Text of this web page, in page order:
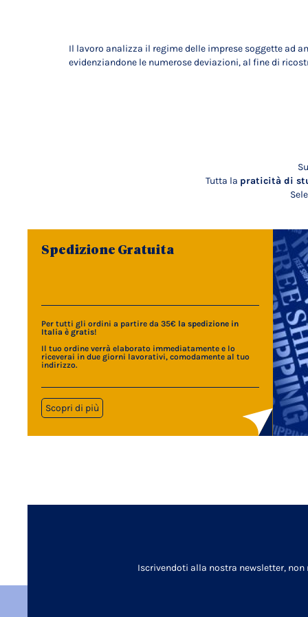
Il lavoro analizza il regime delle imprese soggette ad
evidenziandone le numerose deviazioni, al fine di
Tutta la praticità di
Spedizione Gratuita
Per tutti gli ordini a partire da 35€ la spedizione in
Italia è gratis!
Il tuo ordine verrà elaborato immediatamente e lo
riceverai in due giorni lavorativi, comodamente al tuo
indirizzo.
Scopri di più
Iscrivendoti alla nostra newsletter,